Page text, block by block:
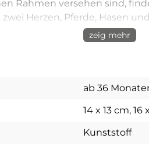
Rahmen versehen sind,
zwei Herzen, Pferde, Hasen
verziert zu werden.
und Schmelzen von
Bügelperlen zu kunstvollen
sie erst sorgfältig auf
zeig mehr
ab 36
14 x 13 cm, 16
Kunststoff